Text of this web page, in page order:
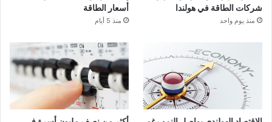
شركات الطاقة في هولندا
منذ يوم واحد
أسعار الطاقة
منذ 5 أيام